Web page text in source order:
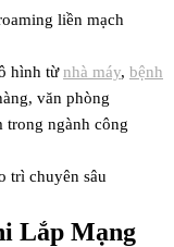
liền mạch
hình từ nhà máy, bệnh
văn phòng
trong ngành công
trì chuyên sâu
Lắp Mạng